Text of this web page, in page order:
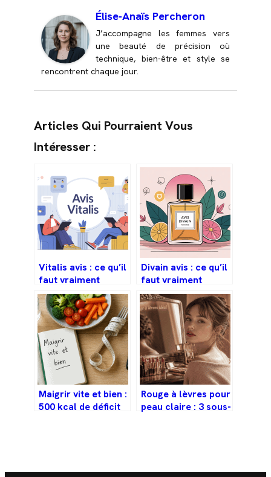
Élise-Anaïs Percheron
J’accompagne les femmes vers
une beauté de précision où
technique, bien-être et style se
rencontrent chaque jour.
Articles Qui Pourraient Vous
Intéresser :
Vitalis avis : ce qu’il
faut vraiment
savoir avant de
vous lancer
Divain avis : ce qu’il
faut vraiment
savoir avant de
commander
Maigrir vite et bien :
500 kcal de déficit
Rouge à lèvres pour
peau claire : 3 sous-